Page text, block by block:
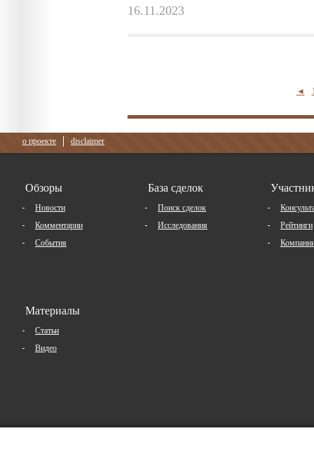
16.11.2023
◄
о проекте disclaimer
Обзоры
Новости
Комментарии
События
База сделок
Поиск сделок
Исследования
Рейтинги
Материалы
Статьи
Видео